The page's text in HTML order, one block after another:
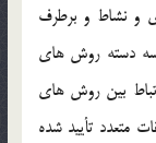
و نشاط و برطرف
سه دسته روش هاي
بين روش هاي
تأييد شده